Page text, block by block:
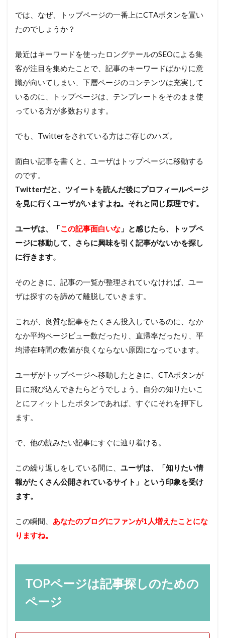
では、なぜ、トップページの一番上にCTAボタンを置い
たのでしょうか？
最近はキーワードを使ったロングテールのSEOによる集
客が注目を集めたことで、記事のキーワードばかりに意
識が向いてしまい、下層ページのコンテンツは充実して
いるのに、トップページは、テンプレートをそのまま使
っている方が多数おります。
でも、Twitterをされている方はご存じのハズ。
面白い記事を書くと、ユーザはトップページに移動する
のです。
Twitterだと、ツイートを読んだ後にプロフィールページ
を見に行くユーザがいますよね。それと同じ原理です。
ユーザは、「この記事面白いな 」と感じたら、トップペ
ージに移動して、さらに興味を引く記事がないかを探し
に行きます。
そのときに、記事の一覧が整理されていなければ、ユー
ザは探すのを諦めて離脱していきます。
これが、良質な記事をたくさん投入しているのに、なか
なか平均ページビュー数だったり、直帰率だったり、平
均滞在時間の数値が良くならない原因になっています。
ユーザがトップページへ移動したときに、CTAボタンが
目に飛び込んできたらどうでしょう。自分の知りたいこ
とにフィットしたボタンであれば、すぐにそれを押下し
ます。
で、他の読みたい記事にすぐに辿り着ける。
この繰り返しをしている間に、 ユーザは、「知りたい情
報がたくさん公開されているサイト」という印象を受け
ます。
この瞬間、 あなたのブログにファンが1人増えたことにな
りますね。
TOPページは記事探しのための
ページ